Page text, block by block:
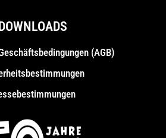
DOWNLOADS
(AGB)